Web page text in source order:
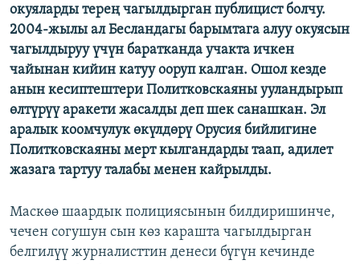
окуяларды терең чагылдырган публицист болчу.
2004-жылы ал Бесландагы барымтага алуу окуясын
чагылдыруу үчүн баратканда учакта ичкен
чайынан кийин катуу ооруп калган. Ошол кезде
анын кесиптештери Политковскаяны ууландырып
өлтүрүү аракети жасалды деп шек санашкан. Эл
аралык коомчулук өкүлдөрү Орусия бийлигине
Политковскаяны мерт кылгандарды таап, адилет
жазага тартуу талабы менен кайрылды.
Маскөө шаардык полициясынын билдиришинче,
чечен согушун сын көз карашта чагылдырган
белгилүү журналисттин денеси бүгүн кечинде